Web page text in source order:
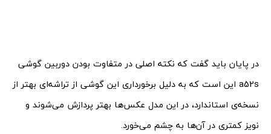
در پایان باید گفت که نکته اصلی در متفاوت بودن دوربین گوشی
a52s این است که به دلیل برخورداری این گوشی از تراشه‌ای بهتر از
نسخه‌ی استاندارد، در این مدل عکس‌ها بهتر پردازش می‌شوند و
نویز کمتری در آن‌ها به چشم می‌خورد.